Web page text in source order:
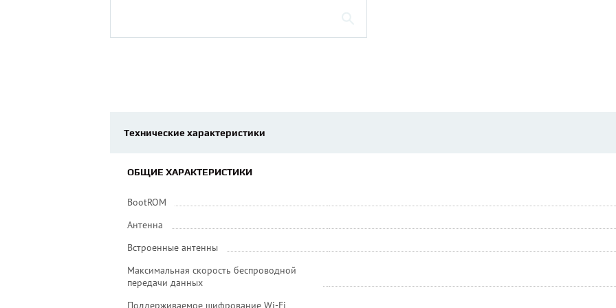
Технические характеристики
ОБЩИЕ ХАРАКТЕРИСТИКИ
BootROM
Антенна
Встроенные антенны
Максимальная скорость беспроводной
передачи данных
Поддерживаемое шифрование Wi-Fi